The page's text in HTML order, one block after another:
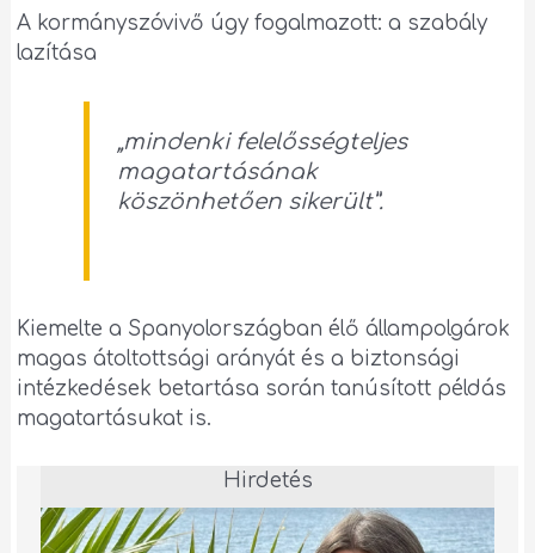
A kormányszóvivő úgy fogalmazott: a szabály
lazítása
„mindenki felelősségteljes
magatartásának
köszönhetően sikerült”.
Kiemelte a Spanyolországban élő állampolgárok
magas átoltottsági arányát és a biztonsági
intézkedések betartása során tanúsított példás
magatartásukat is.
Hirdetés